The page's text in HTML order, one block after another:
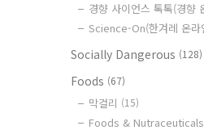
경향 사이언스 톡톡(경향
Science-On(한겨레 온라
Socially Dangerous (128)
Foods (67)
막걸리 (15)
Foods & Nutraceuticals